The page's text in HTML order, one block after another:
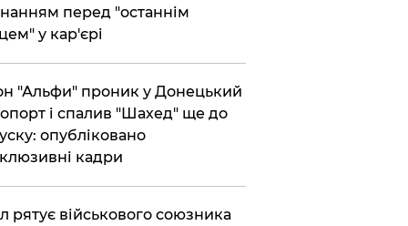
перед "останнім
у кар'єрі
"Альфи" проник у Донецький
і спалив "Шахед" ще до
опубліковано
кадри
рятує військового союзника